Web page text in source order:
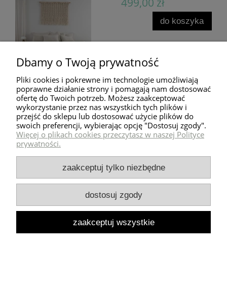
do koszyka
Poszewka gładka 70x50 cm - Kremowa DWA
SPLOTY | MOYHA
do koszyka
Dbamy o Twoją prywatność
Pliki cookies i pokrewne im technologie umożliwiają
poprawne działanie strony i pomagają nam dostosować
ofertę do Twoich potrzeb. Możesz zaakceptować
wykorzystanie przez nas wszystkich tych plików i
przejść do sklepu lub dostosować użycie plików do
swoich preferencji, wybierając opcję "Dostosuj zgody".
Więcej o plikach cookies przeczytasz w naszej Polityce
prywatności.
zaakceptuj tylko niezbędne
dostosuj zgody
zaakceptuj wszystkie